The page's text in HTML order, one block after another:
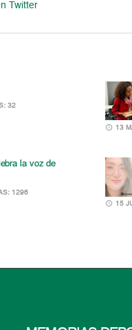
Twitter
32
13
la voz de
1296
15